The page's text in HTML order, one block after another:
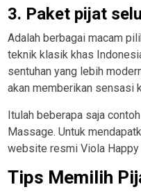
3. Paket pijat
Adalah berbagai macam
teknik klasik khas
sentuhan yang lebih
akan memberikan sensasi
Itulah beberapa saja
Massage. Untuk
website resmi Viola
Tips Memilih